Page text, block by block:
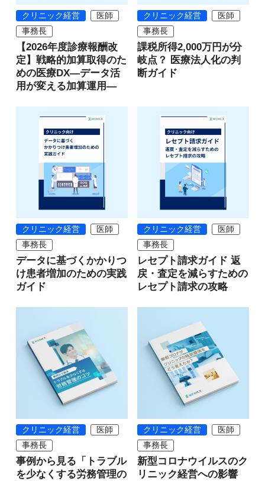
クリニック経営
医師
事務長
【2026年度診療報酬改
定】戦略的加算取得のた
めの医療DX―データ活
用が変える加算運用―
クリニック経営
医師
事務長
課税所得2,000万円が分
岐点？ 医療法人化の判
断ガイド
クリニック経営
医師
事務長
データに基づくかかりつ
け患者増加のための実践
ガイド
クリニック経営
医師
事務長
レセプト請求ガイド 返
戻・査定を減らすための
レセプト請求の攻略
クリニック経営
医師
事務長
事例から見る「トラブル
を少なくする労務管理の
クリニック経営
医師
事務長
新型コロナウイルスのク
リニック経営への影響